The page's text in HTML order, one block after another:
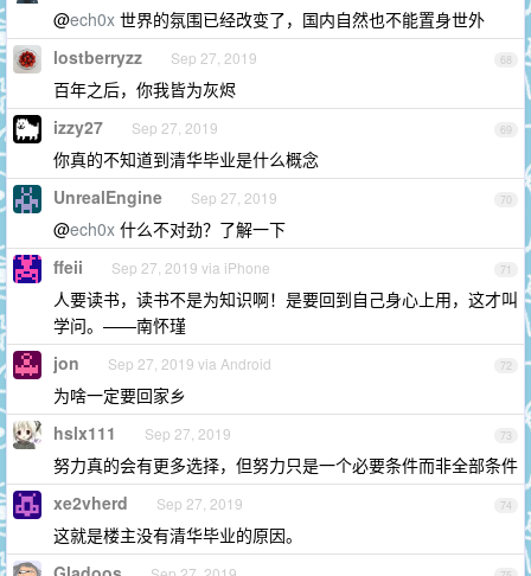
@ech0x 世界的氛围已经改变了，国内自然也不能置身世外
68
lostberryzz Sep 27, 2019
百年之后，你我皆为灰烬
69
izzy27 Sep 27, 2019
你真的不知道到清华毕业是什么概念
70
UnrealEngine Sep 27, 2019
@ech0x 什么不对劲？了解一下
71
ffeii Sep 27, 2019 via iPhone
人要读书，读书不是为知识啊！是要回到自己身心上用，这才叫
学问。——南怀瑾
72
jon Sep 27, 2019 via Android
为啥一定要回家乡
73
hslx111 Sep 27, 2019
努力真的会有更多选择，但努力只是一个必要条件而非全部条件
74
xe2vherd Sep 27, 2019
这就是楼主没有清华毕业的原因。